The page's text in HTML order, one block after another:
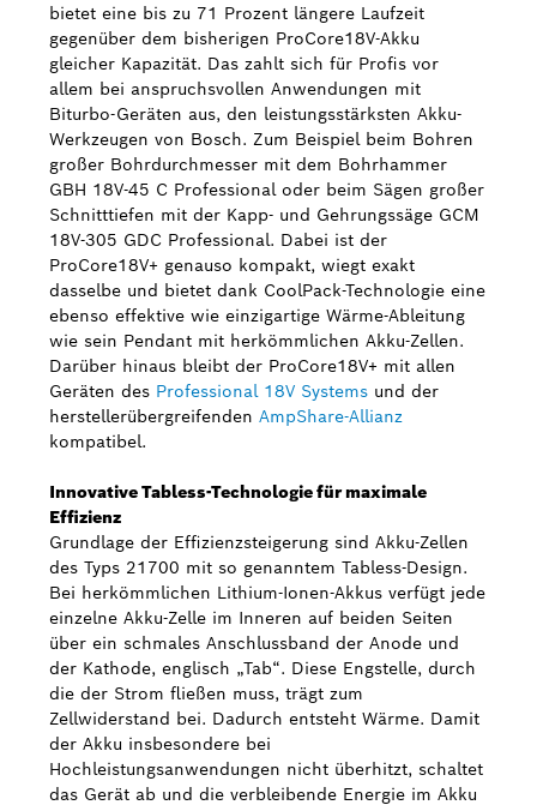
bietet eine bis zu 71 Prozent längere Laufzeit
gegenüber dem bisherigen ProCore18V-Akku
gleicher Kapazität. Das zahlt sich für Profis vor
allem bei anspruchsvollen Anwendungen mit
Biturbo-Geräten aus, den leistungsstärksten Akku-
Werkzeugen von Bosch. Zum Beispiel beim Bohren
großer Bohrdurchmesser mit dem Bohrhammer
GBH 18V-45 C Professional oder beim Sägen großer
Schnitttiefen mit der Kapp- und Gehrungssäge GCM
18V-305 GDC Professional. Dabei ist der
ProCore18V+ genauso kompakt, wiegt exakt
dasselbe und bietet dank CoolPack-Technologie eine
ebenso effektive wie einzigartige Wärme-Ableitung
wie sein Pendant mit herkömmlichen Akku-Zellen.
Darüber hinaus bleibt der ProCore18V+ mit allen
Geräten des Professional 18V Systems und der
herstellerübergreifenden AmpShare-Allianz
kompatibel.
Innovative Tabless-Technologie für maximale
Effizienz
Grundlage der Effizienzsteigerung sind Akku-Zellen
des Typs 21700 mit so genanntem Tabless-Design.
Bei herkömmlichen Lithium-Ionen-Akkus verfügt jede
einzelne Akku-Zelle im Inneren auf beiden Seiten
über ein schmales Anschlussband der Anode und
der Kathode, englisch „Tab“. Diese Engstelle, durch
die der Strom fließen muss, trägt zum
Zellwiderstand bei. Dadurch entsteht Wärme. Damit
der Akku insbesondere bei
Hochleistungsanwendungen nicht überhitzt, schaltet
das Gerät ab und die verbleibende Energie im Akku